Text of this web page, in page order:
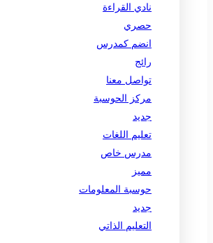
نادي القراءة
حصري
انضم كمدرس
رائج
تواصل معنا
مركز الحوسبة
جديد
تعليم اللغات
مدرس خاص
مميز
حوسبة المعلومات
جديد
التعليم الذاتي